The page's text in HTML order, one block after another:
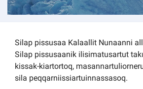
Silap pissusaa Kalaallit Nunaanni
Silap pissusaanik ilisimatusartut
kissak-kiartortoq,
sila peqqarniissiartuinnassasoq.